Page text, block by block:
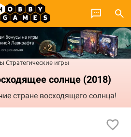
Стратегические игры
солнце (2018)
стране восходящего солнца!